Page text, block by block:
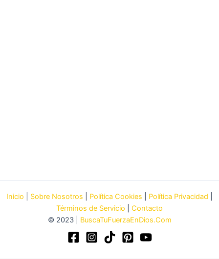
Inicio Sobre Nosotros Política Cookies Política Privacidad
Términos de Servicio
Contacto
© 2023 | BuscaTuFuerzaEnDios.Com